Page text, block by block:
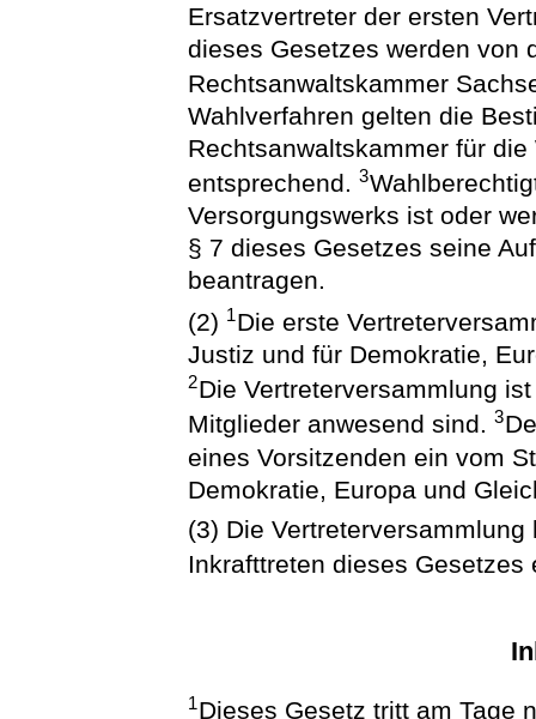
Ersatzvertreter der ersten
dieses Gesetzes werden von
Rechtsanwaltskammer
Wahlverfahren gelten die
Rechtsanwaltskammer für
entsprechend.3
Versorgungswerks ist oder
§ 7 dieses Gesetzes seine
beantragen.
(2) 1Die erste
Justiz und für Demokratie,
2Die Vertreterversammlung
Mitglieder anwesend sind.3
eines Vorsitzenden ein vom
Demokratie, Europa und
(3) Die
Inkrafttreten dieses
1Dieses Gesetz tritt am Tage